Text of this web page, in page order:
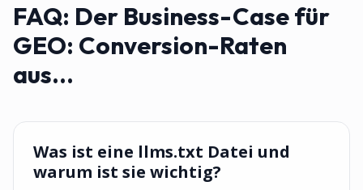
FAQ: Der Business-Case für
GEO: Conversion-Raten
aus...
Was ist eine llms.txt Datei und
warum ist sie wichtig?